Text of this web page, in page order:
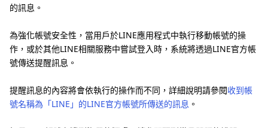
的訊息。
為強化帳號安全性，當用戶於LINE應用程式中執行移動帳號的操
作，或於其他LINE相關服務中嘗試登入時，系統將透過LINE官方帳
號傳送提醒訊息。
提醒訊息的內容將會依執行的操作而不同，詳細說明請參閱收到帳
號名稱為「LINE」的LINE官方帳號所傳送的訊息 。